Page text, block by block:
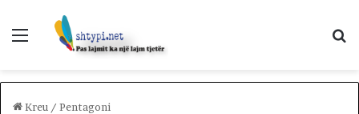
Menu
Kreu / Pentagoni